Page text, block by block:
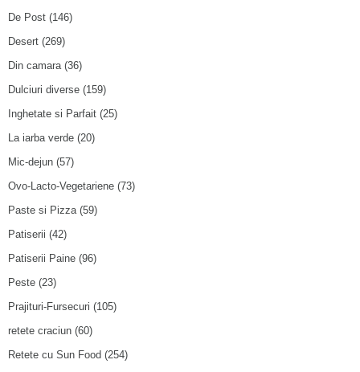
De Post (146)
Desert (269)
Din camara(36)
Dulciuri diverse (159)
Inghetate si Parfait (25)
La iarba verde (20)
Mic-dejun (57)
Ovo-Lacto-Vegetariene (73)
Paste si Pizza(59)
Patiserii (42)
Patiserii Paine (96)
Peste (23)
Prajituri-Fursecuri (105)
retete craciun (60)
Retete cu Sun Food (254)